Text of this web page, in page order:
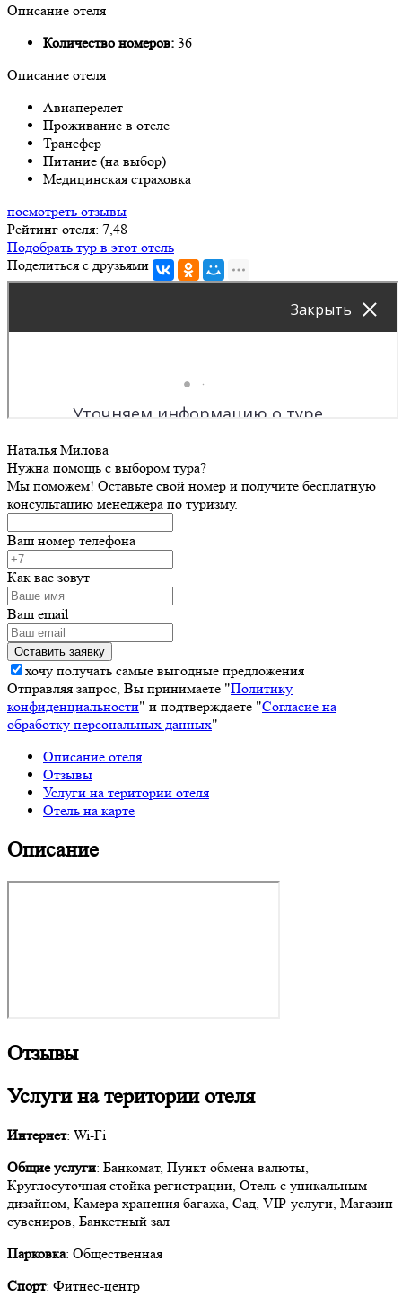
Описание отеля
Количество номеров: 36
Описание отеля
Авиаперелет
Проживание в отеле
Трансфер
Питание (на выбор)
Медицинская страховка
посмотреть отзывы
Рейтинг отеля: 7,48
Подобрать тур в этот отель
Поделиться с друзьями
Наталья Милова
Нужна помощь с выбором тура?
Мы поможем! Оставьте свой номер и получите бесплатную
консультацию менеджера по туризму.
Ваш номер телефона
Как вас зовут
Ваш email
хочу получать самые выгодные предложения
Отправляя запрос, Вы принимаете "Политику
конфиденциальности" и подтверждаете "Согласие на
обработку персональных данных"
Описание отеля
Отзывы
Услуги на територии отеля
Отель на карте
Описание
Отзывы
Услуги на територии отеля
Интернет: Wi-Fi
Общие услуги: Банкомат, Пункт обмена валюты,
Круглосуточная стойка регистрации, Отель с уникальным
дизайном, Камера хранения багажа, Сад, VIP-услуги, Магазин
сувениров, Банкетный зал
Парковка: Общественная
Спорт: Фитнес-центр